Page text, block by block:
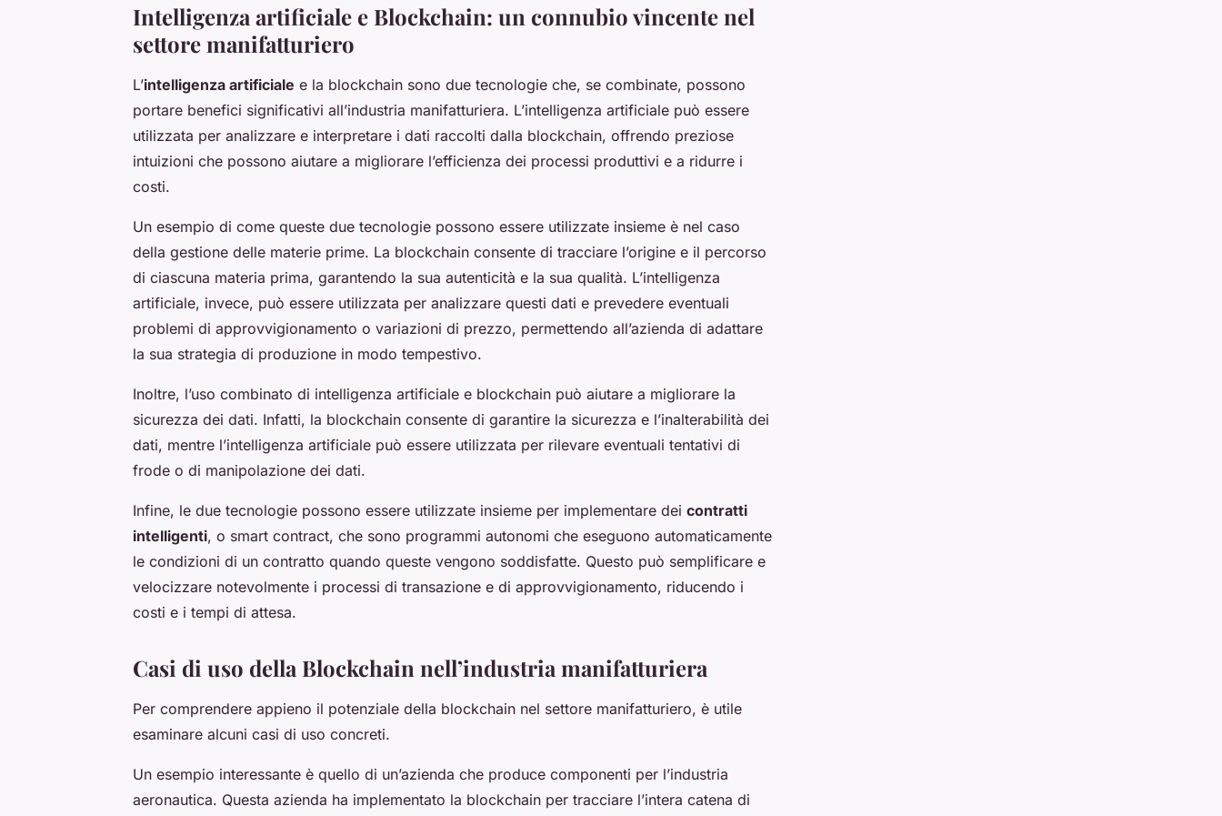
Intelligenza artificiale e Blockchain: un connubio vincente nel
settore manifatturiero
L’intelligenza artificiale e la blockchain sono due tecnologie che, se combinate, possono
portare benefici significativi all’industria manifatturiera. L’intelligenza artificiale può essere
utilizzata per analizzare e interpretare i dati raccolti dalla blockchain, offrendo preziose
intuizioni che possono aiutare a migliorare l’efficienza dei processi produttivi e a ridurre i
costi.
Un esempio di come queste due tecnologie possono essere utilizzate insieme è nel caso
della gestione delle materie prime. La blockchain consente di tracciare l’origine e il percorso
di ciascuna materia prima, garantendo la sua autenticità e la sua qualità. L’intelligenza
artificiale, invece, può essere utilizzata per analizzare questi dati e prevedere eventuali
problemi di approvvigionamento o variazioni di prezzo, permettendo all’azienda di adattare
la sua strategia di produzione in modo tempestivo.
Inoltre, l’uso combinato di intelligenza artificiale e blockchain può aiutare a migliorare la
sicurezza dei dati. Infatti, la blockchain consente di garantire la sicurezza e l’inalterabilità dei
dati, mentre l’intelligenza artificiale può essere utilizzata per rilevare eventuali tentativi di
frode o di manipolazione dei dati.
Infine, le due tecnologie possono essere utilizzate insieme per implementare dei contratti
intelligenti, o smart contract, che sono programmi autonomi che eseguono automaticamente
le condizioni di un contratto quando queste vengono soddisfatte. Questo può semplificare e
velocizzare notevolmente i processi di transazione e di approvvigionamento, riducendo i
costi e i tempi di attesa.
Casi di uso della Blockchain nell’industria manifatturiera
Per comprendere appieno il potenziale della blockchain nel settore manifatturiero, è utile
esaminare alcuni casi di uso concreti.
Un esempio interessante è quello di un’azienda che produce componenti per l’industria
aeronautica. Questa azienda ha implementato la blockchain per tracciare l’intera catena di